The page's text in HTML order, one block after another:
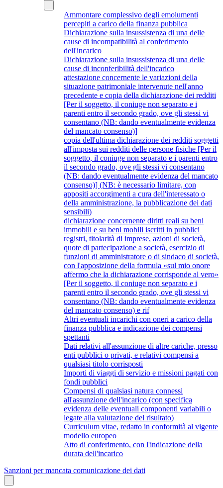
Ammontare complessivo degli emolumenti
percepiti a carico della finanza pubblica
Dichiarazione sulla insussistenza di una delle
cause di incompatibilità al conferimento
dell'incarico
Dichiarazione sulla insussistenza di una delle
cause di inconferibilità dell'incarico
attestazione concernente le variazioni della
situazione patrimoniale intervenute nell'anno
precedente e copia della dichiarazione dei redditi
[Per il soggetto, il coniuge non separato e i
parenti entro il secondo grado, ove gli stessi vi
consentano (NB: dando eventualmente evidenza
del mancato consenso)]
copia dell'ultima dichiarazione dei redditi soggetti
all'imposta sui redditi delle persone fisiche [Per il
soggetto, il coniuge non separato e i parenti entro
il secondo grado, ove gli stessi vi consentano
(NB: dando eventualmente evidenza del mancato
consenso)] (NB: è necessario limitare, con
appositi accorgimenti a cura dell'interessato o
della amministrazione, la pubblicazione dei dati
sensibili)
dichiarazione concernente diritti reali su beni
immobili e su beni mobili iscritti in pubblici
registri, titolarità di imprese, azioni di società,
quote di partecipazione a società, esercizio di
funzioni di amministratore o di sindaco di società,
con l'apposizione della formula «sul mio onore
affermo che la dichiarazione corrisponde al vero»
[Per il soggetto, il coniuge non separato e i
parenti entro il secondo grado, ove gli stessi vi
consentano (NB: dando eventualmente evidenza
del mancato consenso) e rif
Altri eventuali incarichi con oneri a carico della
finanza pubblica e indicazione dei compensi
spettanti
Dati relativi all'assunzione di altre cariche, presso
enti pubblici o privati, e relativi compensi a
qualsiasi titolo corrisposti
Importi di viaggi di servizio e missioni pagati con
fondi pubblici
Compensi di qualsiasi natura connessi
all'assunzione dell'incarico (con specifica
evidenza delle eventuali componenti variabili o
legate alla valutazione del risultato)
Curriculum vitae, redatto in conformità al vigente
modello europeo
Atto di conferimento, con l'indicazione della
durata dell'incarico
Sanzioni per mancata comunicazione dei dati